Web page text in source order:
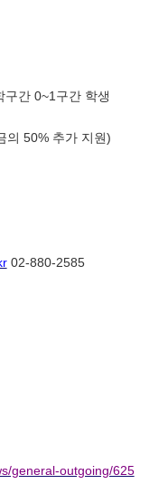
구간 0~1구간 학생
의 50% 추가 지원)
02-880-2585
general-outgoing/625